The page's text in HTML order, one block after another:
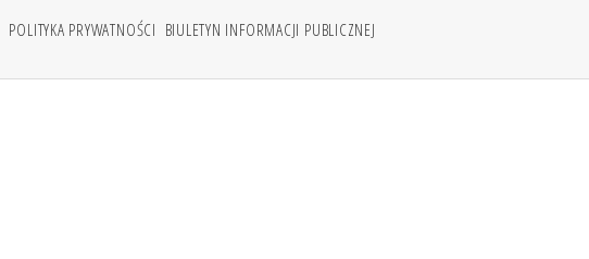
POLITYKA PRYWATNOŚCI BIULETYN INFORMACJI PUBLICZNEJ